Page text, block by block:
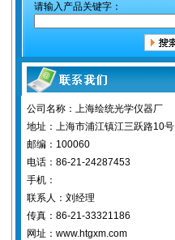
请输入产品关键字：
公司名称：上海绘统光学仪器厂
地址：上海市浦江镇江三跃路10号
邮编：100060
电话：86-21-24287453
手机：
联系人：刘经理
传真：86-21-33321186
网址：www.htgxm.com